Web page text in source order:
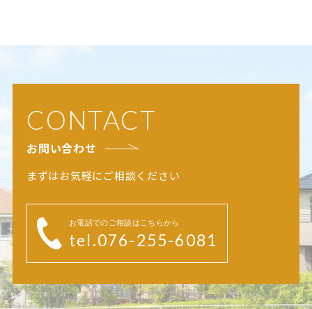
CONTACT
お問い合わせ
まずはお気軽にご相談ください
お電話でのご相談はこちらから
tel.076-255-6081